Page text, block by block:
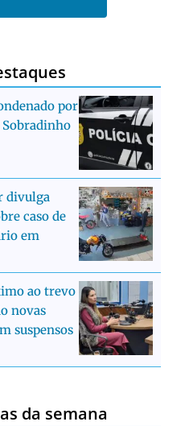
por
divulga
caso de
em
ao trevo
novas
suspensos
da semana